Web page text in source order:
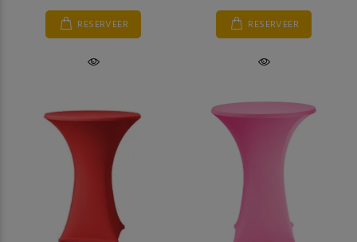
RESERVEER RESERVEER